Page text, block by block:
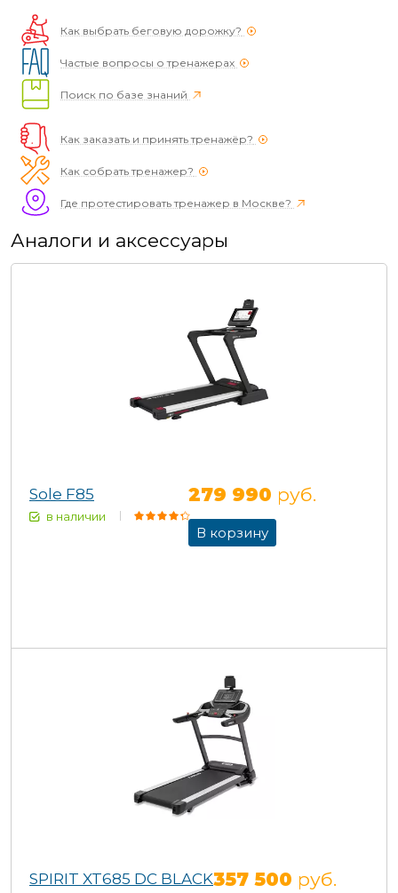
Как выбрать беговую дорожку?
Частые вопросы о тренажерах
Поиск по базе знаний
Как заказать и принять тренажёр?
Как собрать тренажер?
Где протестировать тренажер в Москве?
Аналоги и аксессуары
Sole F85
в наличии
279 990 руб.
В корзину
SPIRIT XT685 DC BLACK357 500 руб.